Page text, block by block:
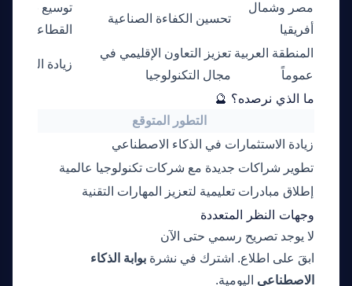
مصر وشمال
أفريقيا
تحسين الكفاءة الصناعية
توسيع نطاق
القطاعات
المنطقة العربية
عموماً
تعزيز التعاون الإقليمي في
مجال التكنولوجيا
زيادة القدرة
ما الذي نرصده؟ 🔮
التطور المتوقع
زيادة الاستثمارات في الذكاء الاصطناعي
تطوير شراكات جديدة مع شركات تكنولوجيا عالمية
إطلاق مبادرات تعليمية لتعزيز المهارات التقنية
وجهات النظر المتعددة
لا يوجد تصريح رسمي حتى الآن
ابقَ على اطلاع. اشترك في نشرة بوابة الذكاء
الاصطناعي اليومية.
مرشد بوابة الذكاء الاصطناعي